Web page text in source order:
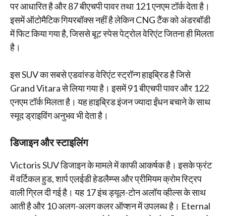
पर आधारित है और 87 बीएचपी पावर तथा 121 एनएम टॉर्क देता है।
इसमें ऑटोमैटिक गियरबॉक्स नहीं है लेकिन CNG टैंक को अंडरबॉडी
में फिट किया गया है, जिससे बूट स्पेस पेट्रोल वेरिएंट जितना ही मिलता
है।
इस SUV का सबसे एडवांस्ड वेरिएंट स्ट्रॉन्ग हाइब्रिड है जिसे
Grand Vitara से लिया गया है। इसमें 91 बीएचपी पावर और 122
एनएम टॉर्क मिलता है। यह हाइब्रिड इंजन ज्यादा ईंधन बचाने के साथ
स्मूद ड्राइविंग अनुभव भी देता है।
डिजाइन और स्टाइलिंग
Victoris SUV डिजाइन के मामले में काफी आकर्षक है। इसके फ्रंट
में वर्टिकल हुड, शार्प एलईडी हेडलैम्प्स और प्रीमियम क्रोम स्ट्रिप
वाली ग्रिल दी गई है। यह 17 इंच ड्यूल-टोन अलॉय व्हील्स के साथ
आती है और 10 अलग-अलग कलर ऑप्शन में उपलब्ध है। Eternal